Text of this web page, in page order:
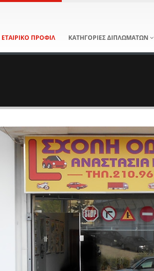
ΕΤΑΙΡΙΚΟ ΠΡΟΦΙΛ ΚΑΤΗΓΟΡΙΕΣ ΔΙΠΛΩΜΑΤΩΝ